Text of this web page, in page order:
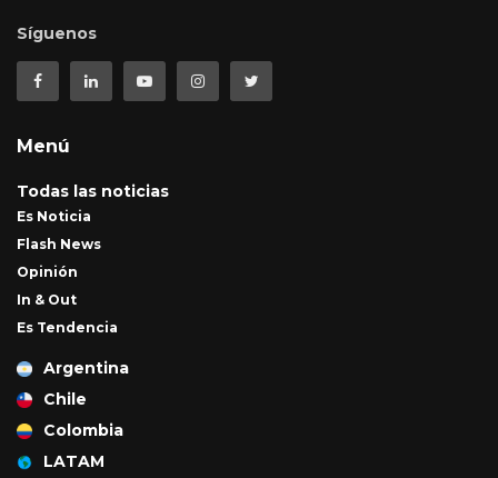
Síguenos
Menú
Todas las noticias
Es Noticia
Flash News
Opinión
In & Out
Es Tendencia
Argentina
Chile
Colombia
LATAM